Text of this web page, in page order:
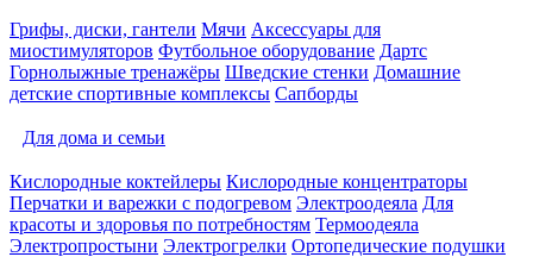
Грифы, диски, гантели Мячи Аксессуары для
миостимуляторов Футбольное оборудование Дартс
Горнолыжные тренажёры Шведские стенки Домашние
детские спортивные комплексы Сапборды
Для дома и семьи
Кислородные коктейлеры Кислородные концентраторы
Перчатки и варежки с подогревом Электроодеяла Для
красоты и здоровья по потребностям Термоодеяла
Электропростыни Электрогрелки Ортопедические подушки